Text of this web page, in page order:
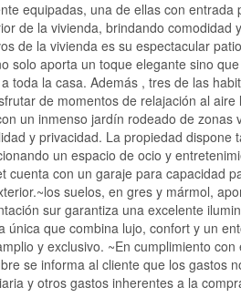
equipadas, una de ellas con
de la vivienda, brindando comodidad
de la vivienda es su espectacular
solo aporta un toque elegante sino
toda la casa. Además , tres de las
de momentos de relajación al
un inmenso jardín rodeado de
y privacidad. La propiedad
un espacio de ocio y
cuenta con un garaje para capacidad
suelos, en gres y mármol,
sur garantiza una excelente
única que combina lujo, confort y un
y exclusivo. ~En cumplimiento
se informa al cliente que los gastos
y otros gastos inherentes a la